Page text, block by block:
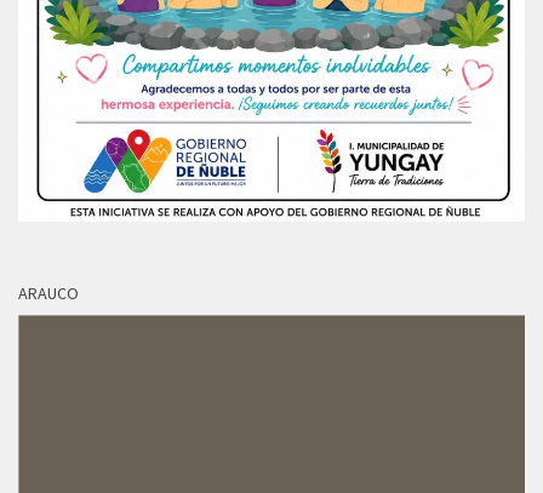
ARAUCO